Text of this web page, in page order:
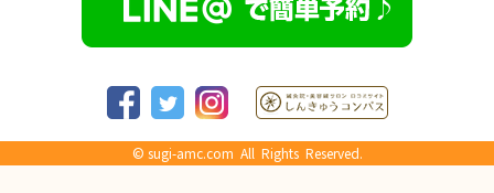
© sugi-amc.com All Rights Reserved.